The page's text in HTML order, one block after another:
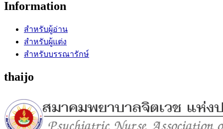
Information
สำหรับผู้อ่าน
สำหรับผู้แต่ง
สำหรับบรรณารักษ์
thaijo